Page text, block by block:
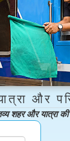
और
शहर और यात्रा